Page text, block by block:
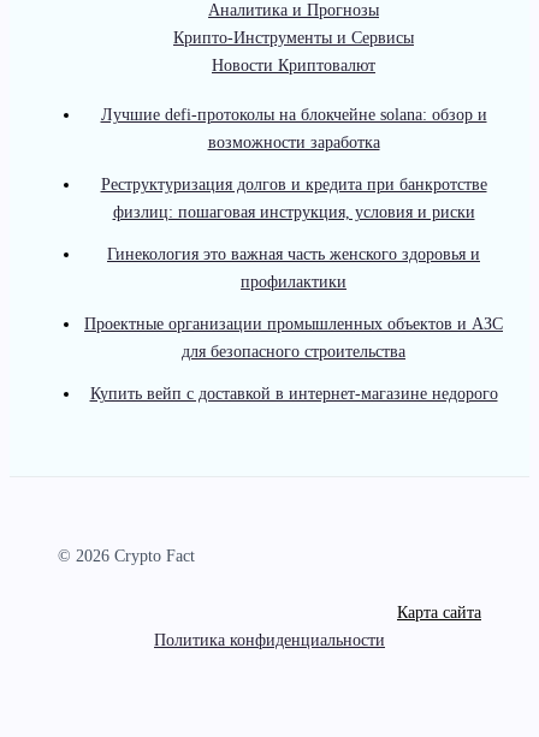
Аналитика и Прогнозы
Крипто-Инструменты и Сервисы
Новости Криптовалют
Лучшие defi-протоколы на блокчейне solana: обзор и
возможности заработка
Реструктуризация долгов и кредита при банкротстве
физлиц: пошаговая инструкция, условия и риски
Гинекология это важная часть женского здоровья и
профилактики
Проектные организации промышленных объектов и АЗС
для безопасного строительства
Купить вейп с доставкой в интернет-магазине недорого
© 2026 Crypto Fact
Карта сайта
Политика конфиденциальности